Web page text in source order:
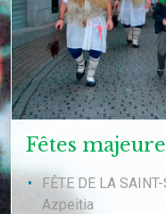
Fêtes
FÊTE DE LA
Azpeitia